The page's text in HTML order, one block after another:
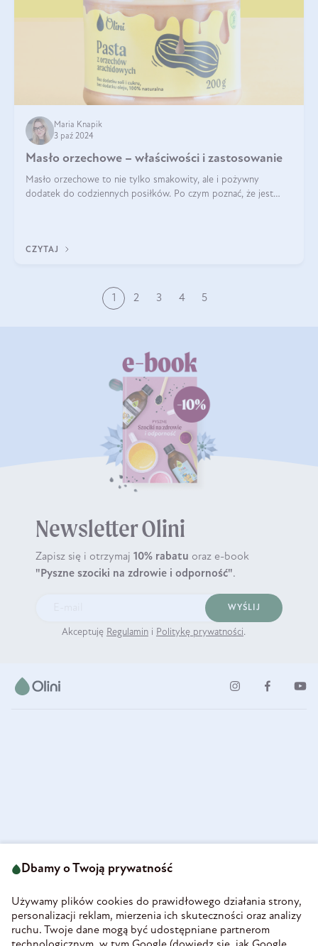
Maria Knapik
3 paź 2024
Masło orzechowe – właściwości i zastosowanie
Masło orzechowe to nie tylko smakowity, ale i pożywny
dodatek do codziennych posiłków. Po czym poznać, że jest
CZYTAJ
1 2 3 4 5
Newsletter Olini
Zapisz się i otrzymaj 10% rabatu oraz e-book
"Pyszne szociki na zdrowie i odporność".
WYŚLIJ
Akceptuję Regulamin i Politykę prywatności.
58-160 Świebodzice
REGON 890213034
INFORMACJE
Dbamy o Twoją prywatność
Używamy plików cookies do prawidłowego działania strony,
personalizacji reklam, mierzenia ich skuteczności oraz analizy
ruchu. Twoje dane mogą być udostępniane partnerom